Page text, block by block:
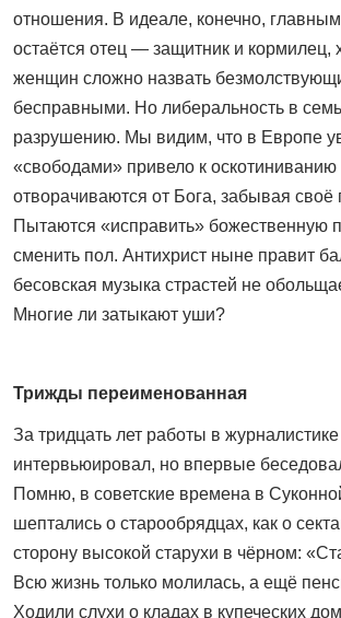
отношения. В идеале, конечно,
остаётся отец — защитник и кормилец,
женщин сложно назвать
бесправными. Но либеральность в
разрушению. Мы видим, что в Европе
«свободами» привело к
отворачиваются от Бога, забывая своё
Пытаются «исправить» божественную
сменить пол. Антихрист ныне правит
бесовская музыка страстей не
Многие ли затыкают уши?
Трижды переименованная
За тридцать лет работы в журналистике
интервьюировал, но впервые
Помню, в советские времена в
шептались о старообрядцах, как о
сторону высокой старухи в чёрном:
Всю жизнь только молилась, а ещё
Ходили слухи о кладах в купеческих